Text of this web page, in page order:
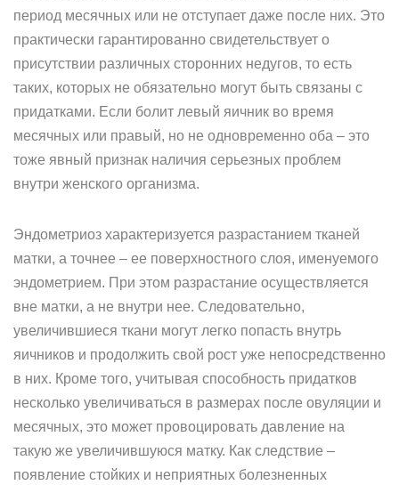
период месячных или не отступает даже после них. Это
практически гарантированно свидетельствует о
присутствии различных сторонних недугов, то есть
таких, которых не обязательно могут быть связаны с
придатками. Если болит левый яичник во время
месячных или правый, но не одновременно оба – это
тоже явный признак наличия серьезных проблем
внутри женского организма.
Эндометриоз характеризуется разрастанием тканей
матки, а точнее – ее поверхностного слоя, именуемого
эндометрием. При этом разрастание осуществляется
вне матки, а не внутри нее. Следовательно,
увеличившиеся ткани могут легко попасть внутрь
яичников и продолжить свой рост уже непосредственно
в них. Кроме того, учитывая способность придатков
несколько увеличиваться в размерах после овуляции и
месячных, это может провоцировать давление на
такую же увеличившуюся матку. Как следствие –
появление стойких и неприятных болезненных